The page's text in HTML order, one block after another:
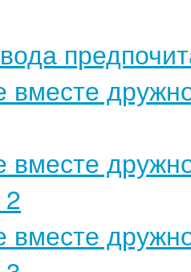
вместе
вместе
вместе